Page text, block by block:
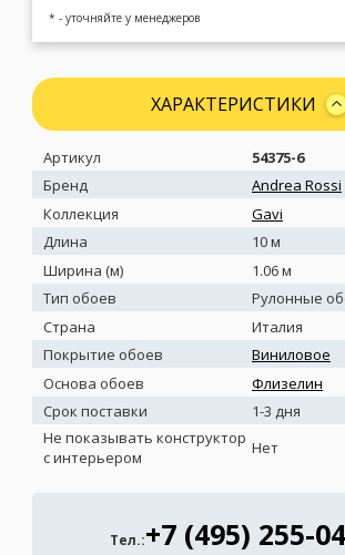
* - уточняйте у менеджеров
ХАРАКТЕРИСТИКИ
Артикул
54375-6
Бренд
Andrea Rossi
Коллекция
Gavi
Длина
10 м
Ширина (м)
1.06 м
Тип обоев
Рулонные
Страна
Италия
Покрытие обоев
Виниловое
Основа обоев
Флизелин
Срок поставки
1-3 дня
Не показывать конструктор
с интерьером
Нет
Тел.:+7 (495) 255-